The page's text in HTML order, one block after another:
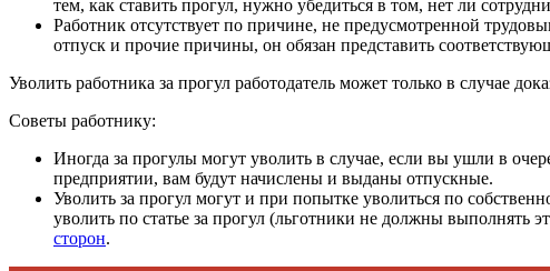
тем, как ставить прогул, нужно убедиться в том, нет ли
Работник отсутствует по причине, не предусмотренной
отпуск и прочие причины, он обязан представить
Уволить работника за прогул работодатель может только в случае
Советы работнику:
Иногда за прогулы могут уволить в случае, если вы ушли в
предприятии, вам будут начислены и выданы отпускные.
Уволить за прогул могут и при попытке уволиться по
уволить по статье за прогул (льготники не должны выполнять
сторон.